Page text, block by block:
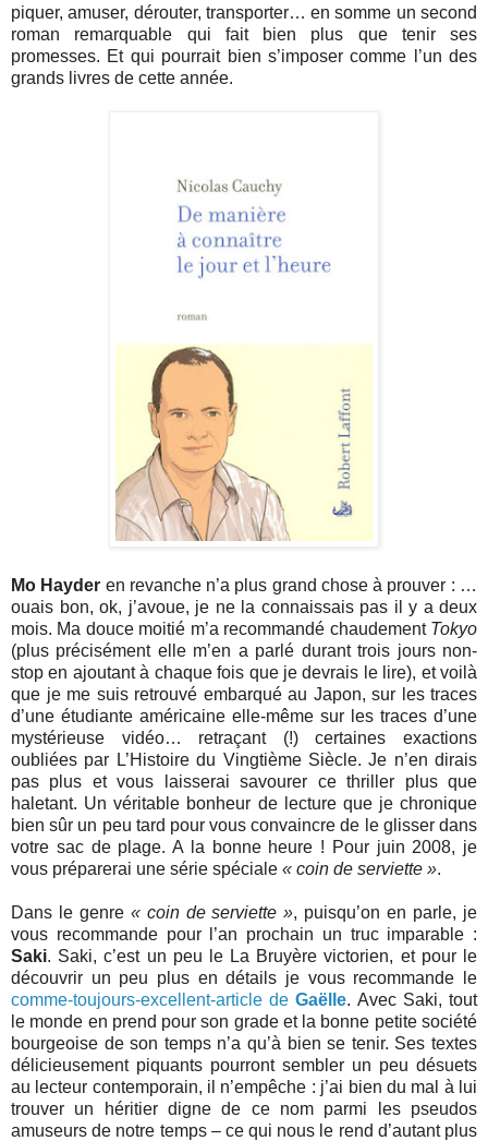
piquer, amuser, dérouter, transporter… en somme un second
roman remarquable qui fait bien plus que tenir ses
promesses. Et qui pourrait bien s’imposer comme l’un des
grands livres de cette année.
Mo Hayder en revanche n’a plus grand chose à prouver : …
ouais bon, ok, j’avoue, je ne la connaissais pas il y a deux
mois. Ma douce moitié m’a recommandé chaudement Tokyo
(plus précisément elle m’en a parlé durant trois jours non-
stop en ajoutant à chaque fois que je devrais le lire), et voilà
que je me suis retrouvé embarqué au Japon, sur les traces
d’une étudiante américaine elle-même sur les traces d’une
mystérieuse vidéo… retraçant (!) certaines exactions
oubliées par L’Histoire du Vingtième Siècle. Je n’en dirais
pas plus et vous laisserai savourer ce thriller plus que
haletant. Un véritable bonheur de lecture que je chronique
bien sûr un peu tard pour vous convaincre de le glisser dans
votre sac de plage. A la bonne heure ! Pour juin 2008, je
vous préparerai une série spéciale « coin de serviette ».
Dans le genre« coin de serviette », puisqu’on en parle, je
vous recommande pour l’an prochain un truc imparable :
Saki. Saki, c’est un peu le La Bruyère victorien, et pour le
découvrir un peu plus en détails je vous recommande le
comme-toujours-excellent-article deGaëlle. Avec Saki, tout
le monde en prend pour son grade et la bonne petite société
bourgeoise de son temps n’a qu’à bien se tenir. Ses textes
délicieusement piquants pourront sembler un peu désuets
au lecteur contemporain, il n’empêche : j’ai bien du mal à lui
trouver un héritier digne de ce nom parmi les pseudos
amuseurs de notre temps – ce qui nous le rend d’autant plus